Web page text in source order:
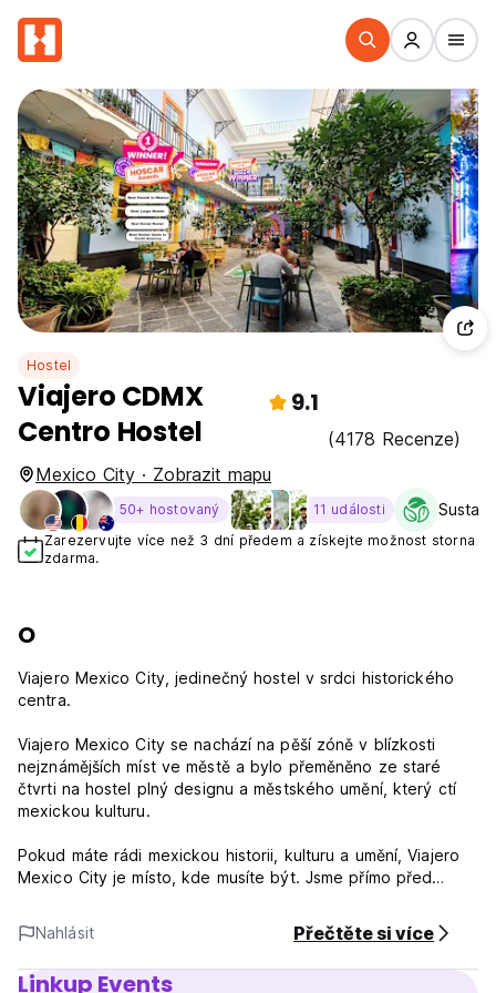
Hostel
Viajero CDMX
Centro Hostel
9.1
(4178 Recenze)
Mexico City · Zobrazit mapu
50+ hostovaný 11 události
Zarezervujte více než 3 dní předem a získejte možnost storna
zdarma.
O
Viajero Mexico City, jedinečný hostel v srdci historického
centra.
Viajero Mexico City se nachází na pěší zóně v blízkosti
nejznámějších míst ve městě a bylo přeměněno ze staré
čtvrti na hostel plný designu a městského umění, který ctí
mexickou kulturu.
Pokud máte rádi mexickou historii, kulturu a umění, Viajero
Mexico City je místo, kde musíte být. Jsme přímo před
můžete navštívit Palacio de Bellas Artes, Zocalo, katedrálu,
Templo Mayor, park La Alameda a mnoho dalšího.
Po dlouhém dni stráveném prohlídkou města na vás budeme
Nahlásit Přečtěte si více
Linkup Events